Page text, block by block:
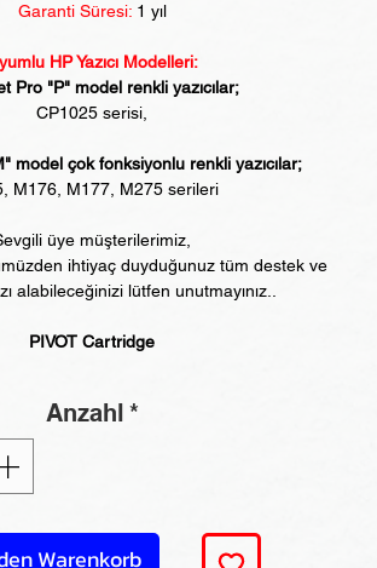
Garanti Süresi:1 yıl
HP Yazıcı Modelleri:
Pro "P" model renkli yazıcılar;
CP1025 serisi,
model çok fonksiyonlu renkli yazıcılar;
M176, M177, M275 serileri
üye müşterilerimiz,
ihtiyaç duyduğunuz tüm destek ve
alabileceğinizi lütfen unutmayınız..
PIVOT Cartridge
Anzahl *
Warenkorb